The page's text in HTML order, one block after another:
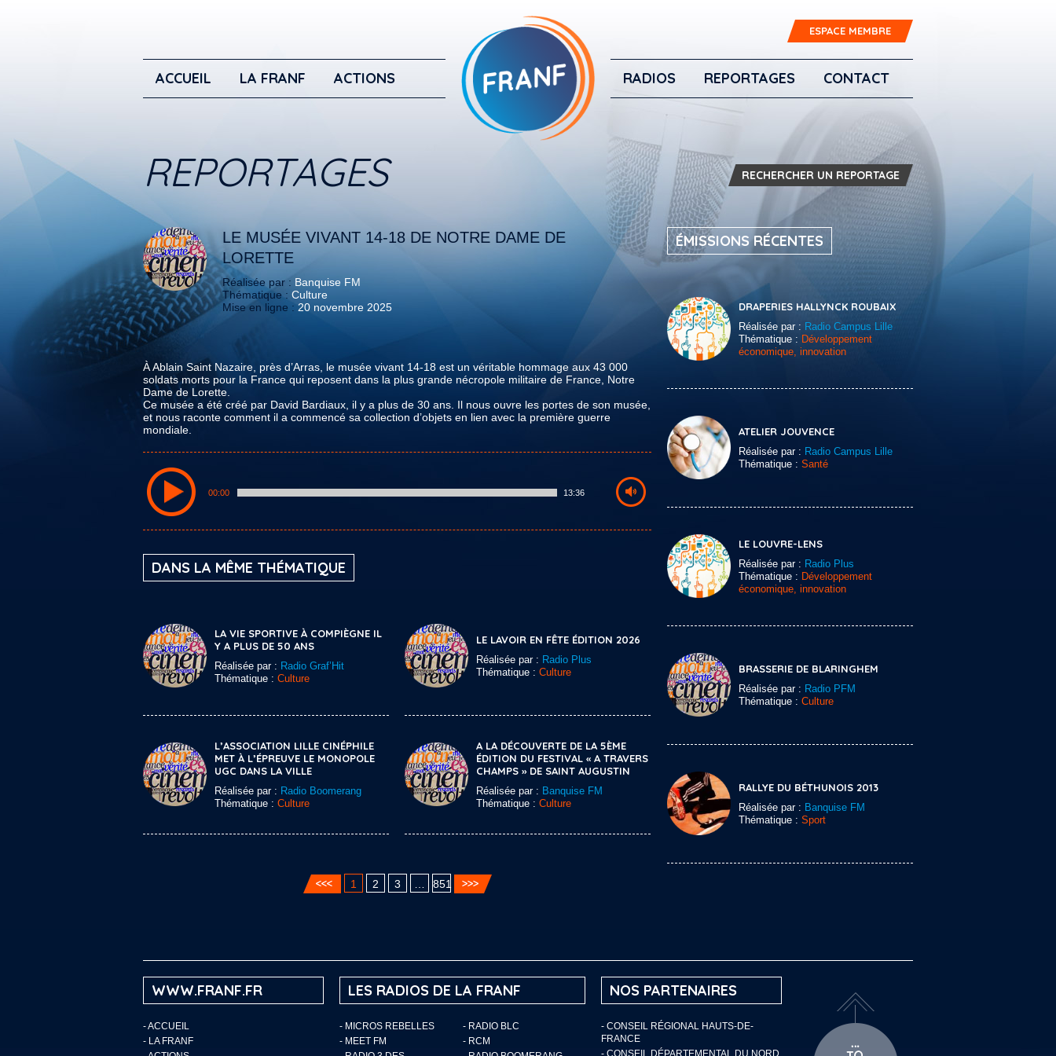
ESPACE MEMBRE
ACCUEIL LA FRANF ACTIONS RADIOS REPORTAGES CONTACT
REPORTAGES RECHERCHER UN REPORTAGE
LE MUSÉE VIVANT 14-18 DE NOTRE DAME DE
LORETTE
Réalisée par : Banquise FM
Thématique : Culture
Mise en ligne : 20 novembre 2025
À Ablain Saint Nazaire, près d’Arras, le musée vivant 14-18 est un véritable hommage aux 43 000
soldats morts pour la France qui reposent dans la plus grande nécropole militaire de France, Notre
Dame de Lorette.
Ce musée a été créé par David Bardiaux, il y a plus de 30 ans. Il nous ouvre les portes de son musée,
et nous raconte comment il a commencé sa collection d’objets en lien avec la première guerre
mondiale.
00:00 13:36
DANS LA MÊME THÉMATIQUE
LA VIE SPORTIVE À COMPIÈGNE IL
Y A PLUS DE 50 ANS
Réalisée par : Radio Graf’Hit
Thématique : Culture
LE LAVOIR EN FÊTE ÉDITION 2026
Réalisée par : Radio Plus
Thématique : Culture
L’ASSOCIATION LILLE CINÉPHILE
MET À L’ÉPREUVE LE MONOPOLE
UGC DANS LA VILLE
Réalisée par : Radio Boomerang
Thématique : Culture
A LA DÉCOUVERTE DE LA 5ÈME
ÉDITION DU FESTIVAL « A TRAVERS
CHAMPS » DE SAINT AUGUSTIN
Réalisée par : Banquise FM
Thématique : Culture
1 2 3 851
ÉMISSIONS RÉCENTES
DRAPERIES HALLYNCK ROUBAIX
Réalisée par : Radio Campus Lille
Thématique : Développement
économique, innovation
ATELIER JOUVENCE
Réalisée par : Radio Campus Lille
Thématique : Santé
LE LOUVRE-LENS
Réalisée par : Radio Plus
Thématique : Développement
économique, innovation
BRASSERIE DE BLARINGHEM
Réalisée par : Radio PFM
Thématique : Culture
RALLYE DU BÉTHUNOIS 2013
Réalisée par : Banquise FM
Thématique : Sport
WWW.FRANF.FR
-ACCUEIL
- LA FRANF
LES RADIOS DE LA FRANF
- MICROS REBELLES
- RADIO BLC
- MEET FM
- RCM
NOS PARTENAIRES
- CONSEIL RÉGIONAL HAUTS-DE-
FRANCE
- CONSEIL DÉPARTEMENTAL DU NORD